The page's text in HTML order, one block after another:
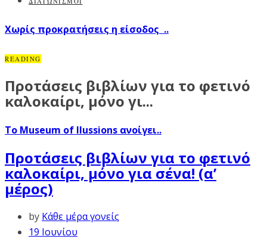
Χωρίς προκρατήσεις η είσοδος ..
READING
Προτάσεις βιβλίων για το φετινό
καλοκαίρι, μόνο γι...
Το Museum of Ilussions ανοίγει..
Προτάσεις βιβλίων για το φετινό
καλοκαίρι, μόνο για σένα! (α’
μέρος)
by Κάθε μέρα γονείς
19 Ιουνίου